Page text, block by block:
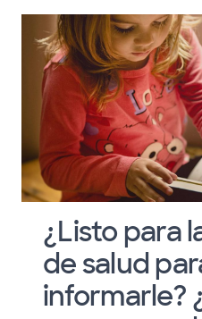
¿Listo para
de salud
informarle?